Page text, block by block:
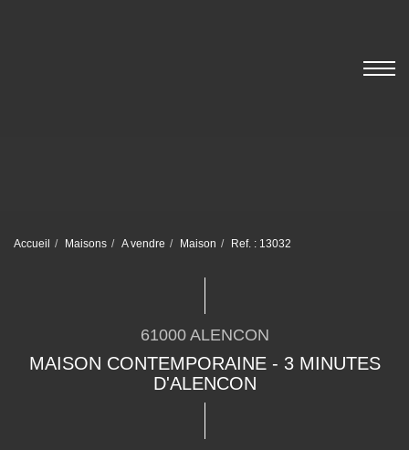
Accueil Maisons A vendre Maison Ref. : 13032
61000 ALENCON
MAISON CONTEMPORAINE - 3 MINUTES
D'ALENCON